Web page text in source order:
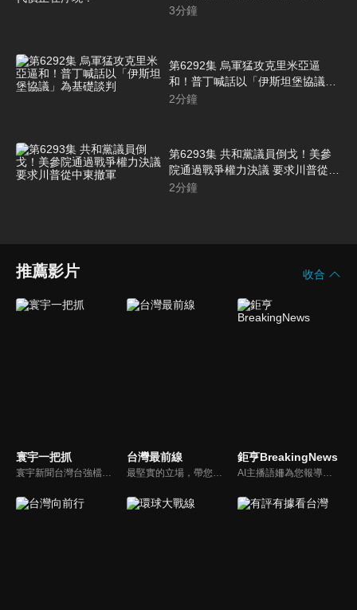
現？
3分鐘
第6292集 烏軍猛攻克里米亞逼
和！普丁喊話以「伊斯坦堡協議」
為基礎談判
2分鐘
第6293集 共和黨議員倒戈！美參
院通過戰爭權力決議 要求川普從中
東撤軍
2分鐘
推薦影片 收合
寰宇一把抓 台灣最前線 鉅亨BreakingNews
AI主播語姍為您報導【鉅亨Breaking News】！每週播報大事，讓新聞更貼近你！